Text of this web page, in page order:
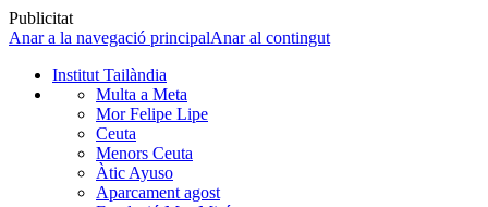
Publicitat
Anar a la navegació principalAnar al contingut
Institut Tailàndia
Multa a Meta
Mor Felipe Lipe
Ceuta
Menors Ceuta
Àtic Ayuso
Aparcament agost